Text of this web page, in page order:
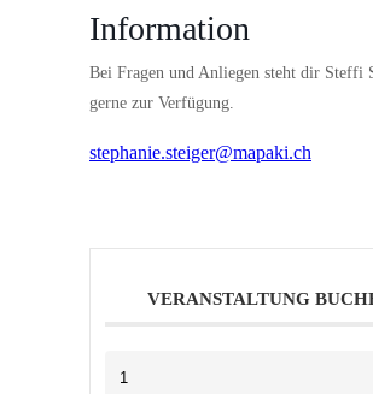
Information
Bei Fragen und Anliegen steht dir Steffi
gerne zur Verfügung.
stephanie.steiger@mapaki.ch
VERANSTALTUNG